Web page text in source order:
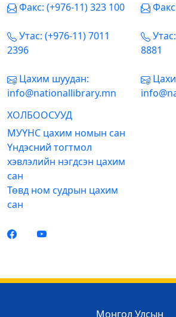
Факс: (+976-11) 323 100
Утас: (+976-11) 7011
2396
Цахим шуудан:
info@nationallibrary.mn
8881
ХОЛБООСУУД
МУҮНС цахим номын сан
Үндэсний тогтмол
хэвлэлийн нэгдсэн цахим
сан
Төвд ном судрын цахим
сан
Монгол Улсын